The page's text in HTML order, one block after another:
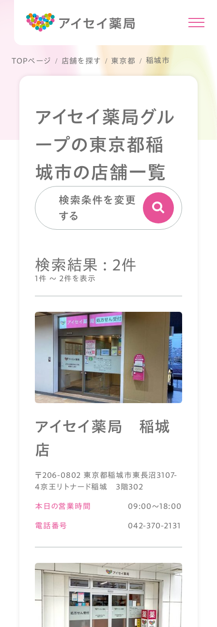
TOPページ 店舗を探す 東京都 稲城市
アイセイ薬局グル
ープの東京都稲
城市の店舗一覧
検索条件を変更
する
検索結果 : 2件
1件 ～ 2件を表示
アイセイ薬局 稲城
店
〒206-0802 東京都稲城市東長沼3107-
4京王リトナード稲城 3階302
本日の営業時間 09:00～18:00
電話番号 042-370-2131